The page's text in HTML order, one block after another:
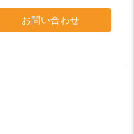
お問い合わせ